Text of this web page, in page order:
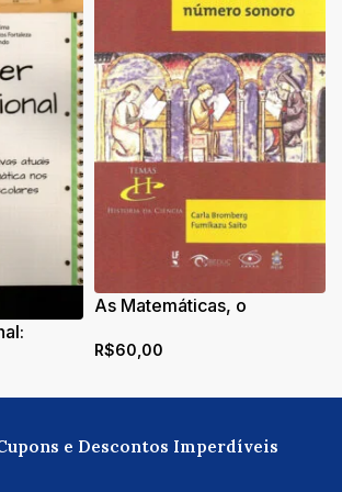
As Matemáticas, o
sonoro
R$60,00
e Descontos Imperdíveis